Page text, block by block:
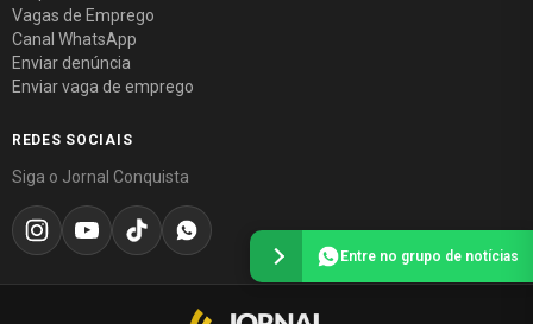
Vagas de Emprego
Canal WhatsApp
Enviar denúncia
Enviar vaga de emprego
REDES SOCIAIS
Siga o Jornal Conquista
Entre no grupo de notícias